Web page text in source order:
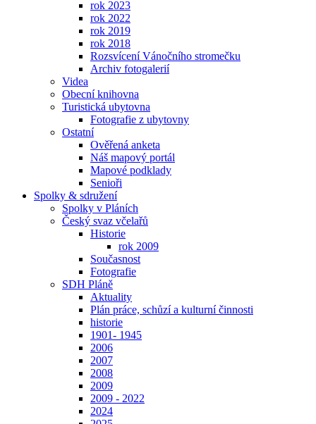
rok 2023
rok 2022
rok 2019
rok 2018
Rozsvícení Vánočního stromečku
Archiv fotogalerií
Videa
Obecní knihovna
Turistická ubytovna
Fotografie z ubytovny
Ostatní
Ověřená anketa
Náš mapový portál
Mapové podklady
Senioři
Spolky & sdružení
Spolky v Pláních
Český svaz včelařů
Historie
rok 2009
Současnost
Fotografie
SDH Pláně
Aktuality
Plán práce, schůzí a kulturní činnosti
historie
1901- 1945
2006
2007
2008
2009
2009 - 2022
2024